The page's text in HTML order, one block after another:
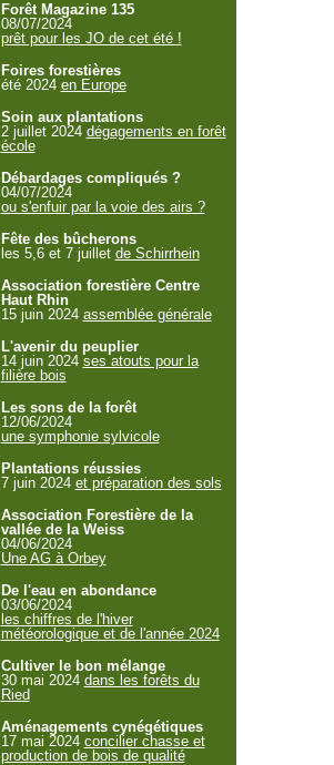
Forêt Magazine 135
08/07/2024
prêt pour les JO de cet été !
Foires forestières
été 2024 en Europe
Soin aux plantations
2 juillet 2024 dégagements en forêt
école
Débardages compliqués ?
04/07/2024
ou s'enfuir par la voie des airs ?
Fête des bûcherons
les 5,6 et 7 juillet de Schirrhein
Association forestière Centre
Haut Rhin
15 juin 2024 assemblée générale
L'avenir du peuplier
14 juin 2024 ses atouts pour la
filière bois
Les sons de la forêt
12/06/2024
une symphonie sylvicole
Plantations réussies
7 juin 2024 et préparation des sols
Association Forestière de la
vallée de la Weiss
04/06/2024
Une AG à Orbey
De l'eau en abondance
03/06/2024
les chiffres de l'hiver
météorologique et de l'année 2024
Cultiver le bon mélange
30 mai 2024 dans les forêts du
Ried
Aménagements cynégétiques
17 mai 2024 concilier chasse et
production de bois de qualité